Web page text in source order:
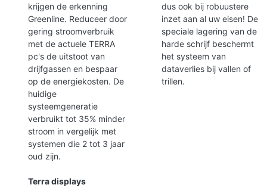
krijgen de erkenning
Greenline. Reduceer door
gering stroomverbruik
met de actuele TERRA
pc's de uitstoot van
drijfgassen en bespaar
op de energiekosten. De
huidige
systeemgeneratie
verbruikt tot 35% minder
stroom in vergelijk met
systemen die 2 tot 3 jaar
oud zijn.
Terra displays
dus ook bij robuustere
inzet aan al uw eisen! De
speciale lagering van de
harde schrijf beschermt
het systeem van
dataverlies bij vallen of
trillen.